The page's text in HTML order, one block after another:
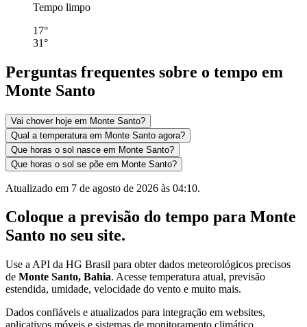
Tempo limpo
17°
31°
Perguntas frequentes sobre o tempo em
Monte Santo
Vai chover hoje em Monte Santo?
Qual a temperatura em Monte Santo agora?
Que horas o sol nasce em Monte Santo?
Que horas o sol se põe em Monte Santo?
Atualizado em 7 de agosto de 2026 às 04:10.
Coloque a previsão do tempo para Monte
Santo no seu site.
Use a API da HG Brasil para obter dados meteorológicos precisos
de Monte Santo, Bahia. Acesse temperatura atual, previsão
estendida, umidade, velocidade do vento e muito mais.
Dados confiáveis e atualizados para integração em websites,